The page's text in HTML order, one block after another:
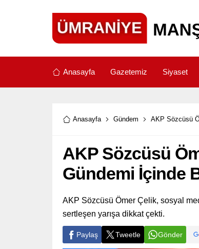
Anasayfa Gazetemiz Siyaset
Anasayfa Gündem AKP Sözcüsü
AKP Sözcüsü
Gündemi İçinde
AKP Sözcüsü Ömer Çelik, sosyal
sertleşen yarışa dikkat çekti.
Paylaş Tweetle Gönder